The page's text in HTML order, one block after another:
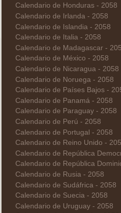
Calendario de Honduras - 2058
Calendario de Irlanda - 2058
Calendario de Islandia - 2058
Calendario de Italia - 2058
Calendario de Madagascar -
Calendario de México - 2058
Calendario de Nicaragua - 2058
Calendario de Noruega - 2058
Calendario de Países Bajos -
Calendario de Panamá - 2058
Calendario de Paraguay - 2058
Calendario de Perú - 2058
Calendario de Portugal - 2058
Calendario de Reino Unido -
Calendario de República
Calendario de República
Calendario de Rusia - 2058
Calendario de Sudáfrica - 2058
Calendario de Suecia - 2058
Calendario de Uruguay - 2058